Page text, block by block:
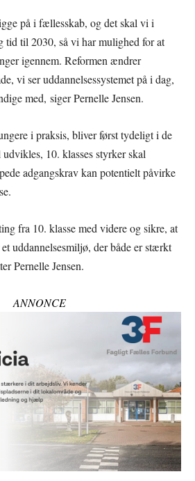
på i fællesskab, og det skal vi i
tid til 2030, så vi har mulighed for at
igennem. Reformen ændrer
vi ser uddannelsessystemet på i dag,
med, siger Pernelle Jensen.
i praksis, bliver først tydeligt i de
10. klasses styrker skal
adgangskrav kan potentielt påvirke
fra 10. klasse med videre og sikre, at
uddannelsesmiljø, der både er stærkt
Pernelle Jensen.
ANNONCE